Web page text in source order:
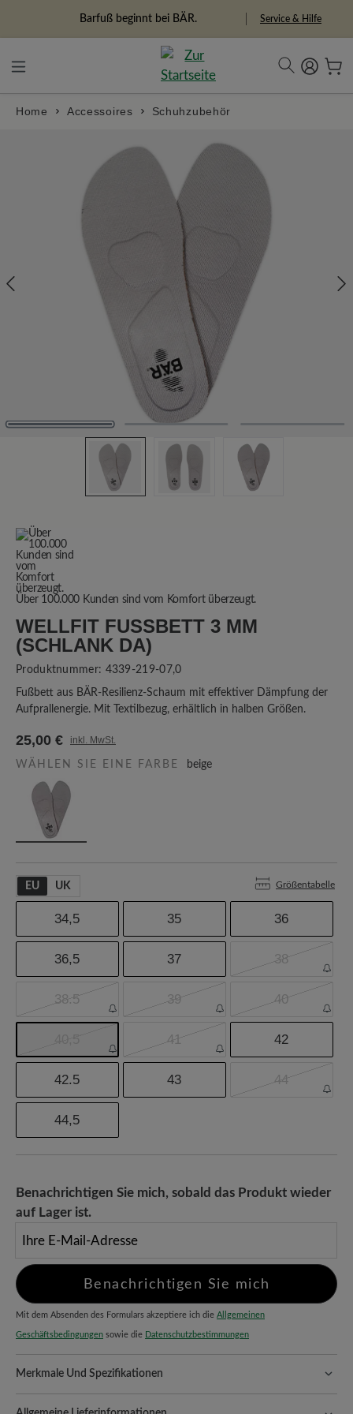
Freiheitspioniere Service & Hilfe
Home Accessoires Schuhzubehör
Über 100.000 Kunden sind vom Komfort überzeugt.
WELLFIT FUSSBETT 3 MM (
SCHLANK DA)
Produktnummer: 4339-219-07,0
Fußbett aus BÄR-Resilienz-Schaum mit effektiver Dämpfung der
Aufprallenergie. Mit Textilbezug, erhältlich in halben Größen.
25,00 € inkl. MwSt.
WÄHLEN SIE EINE FARBE beige
EU UK Größentabelle
34,5 35 36
36,5 37 38
38.5 39 40
41 42
42.5 43 44
44,5
Benachrichtigen Sie mich, sobald das Produkt wieder
auf Lager ist.
Benachrichtigen Sie mich
Mit dem Absenden des Formulars akzeptiere ich die Allgemeinen
Geschäftsbedingungen sowie die Datenschutzbestimmungen
Merkmale Und Spezifikationen